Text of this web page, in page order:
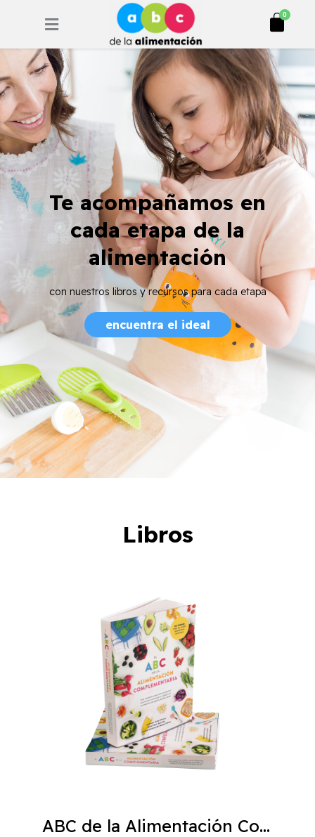
0
Cart
Te acompañamos en
cada etapa de la
alimentación
con nuestros libros y recursos para cada etapa
encuentra el ideal
Libros
ABC de la Alimentación Complementaria 4ta edición